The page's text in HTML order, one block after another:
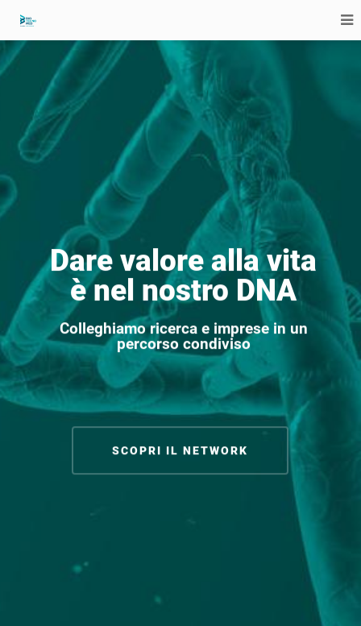
Dare valore alla vita
è nel nostro DNA
SCOPRI IL NETWORK
Colleghiamo ricerca e imprese in un
percorso condiviso